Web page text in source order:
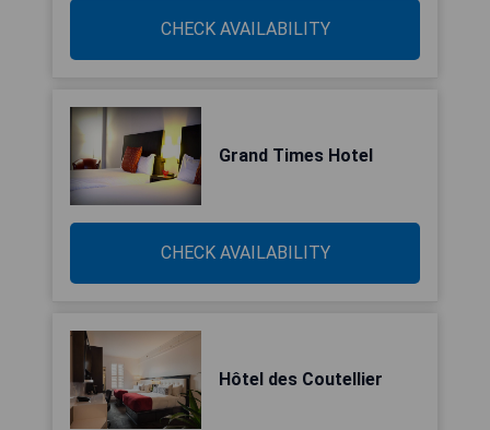
CHECK AVAILABILITY
Grand Times Hotel
CHECK AVAILABILITY
Hôtel des Coutellier